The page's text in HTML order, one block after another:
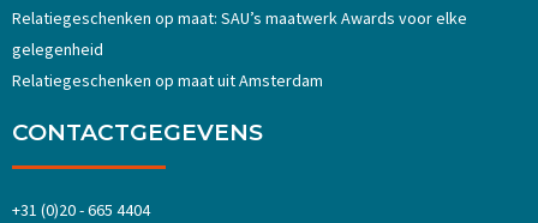
Relatiegeschenken op maat: SAU’s maatwerk Awards voor elke
gelegenheid
Relatiegeschenken op maat uit Amsterdam
CONTACTGEGEVENS
+31 (0)20 - 665 4404